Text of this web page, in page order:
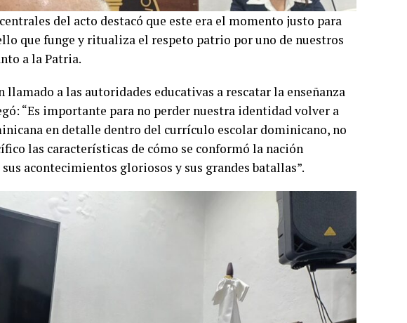
del acto destacó que este era el momento justo para
que funge y ritualiza el respeto patrio por uno de nuestros
a la Patria.
llamado a las autoridades educativas a rescatar la enseñanza
“Es importante para no perder nuestra identidad volver a
en detalle dentro del currículo escolar dominicano, no
las características de cómo se conformó la nación
acontecimientos gloriosos y sus grandes batallas”.